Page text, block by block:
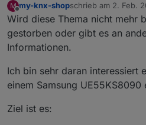
M
Offline
my-knx-shopschrieb am 2. Feb.
zuletzt editiert von
Wird diese Thema nicht mehr
gestorben oder gibt es an
Informationen.
Ich bin sehr daran interessiert
einem Samsung
Ziel ist es: